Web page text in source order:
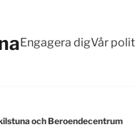
Engagera digVår
och Beroendecentrum